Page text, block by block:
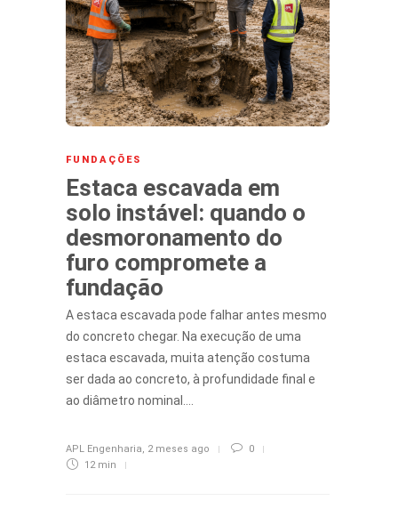
FUNDAÇÕES
Estaca escavada em
solo instável: quando o
desmoronamento do
furo compromete a
fundação
A estaca escavada pode falhar antes mesmo
do concreto chegar. Na execução de uma
estaca escavada, muita atenção costuma
ser dada ao concreto, à profundidade final e
ao diâmetro nominal….
APL Engenharia, 2 meses ago
0
12 min